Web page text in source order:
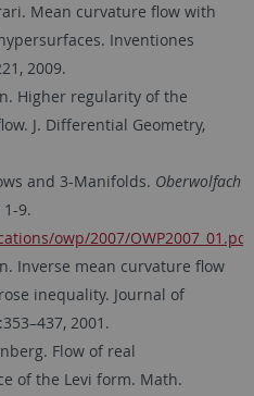
Mean curvature flow with
Inventiones
2009.
Higher regularity of the
J. Differential Geometry,
and 3-Manifolds. Oberwolfach
1-9.
owp/2007/OWP2007_01.pdf
Inverse mean curvature flow
inequality. Journal of
2001.
Flow of real
of the Levi form. Math.